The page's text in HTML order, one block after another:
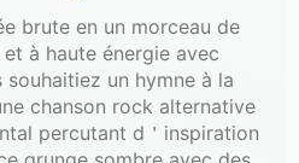
brute en un morceau de
à haute énergie avec
souhaitiez un hymne à la
chanson rock alternative
percutant d＇inspiration